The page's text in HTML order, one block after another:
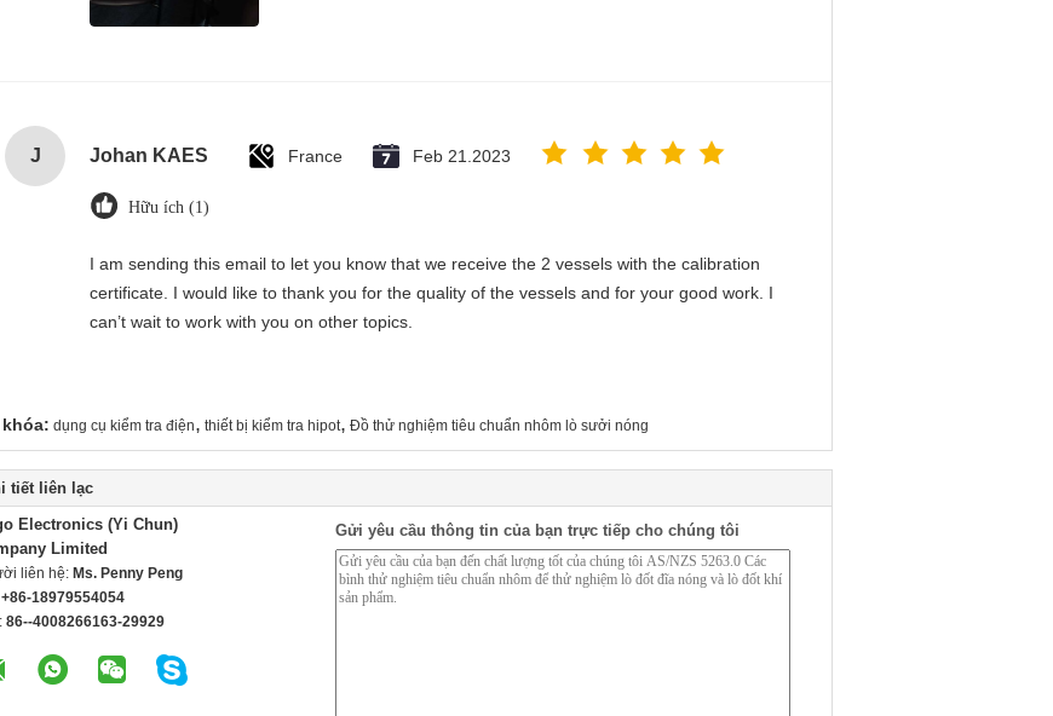
J Johan KAES France Feb 21.2023
Hữu ích (1)
I am sending this email to let you know that we receive the 2 vessels with the calibration
certificate. I would like to thank you for the quality of the vessels and for your good work. I
can’t wait to work with you on other topics.
dụng cụ kiểm tra điện, thiết bị kiểm tra hipot, Đồ thử nghiệm tiêu chuẩn nhôm lò sưởi nóng
tiết liên lạc
Electronics (Yi Chun)
Limited
liên hệ: Ms. Penny Peng
+86-18979554054
86--4008266163-29929
Gửi yêu cầu thông tin của bạn trực tiếp cho chúng tôi